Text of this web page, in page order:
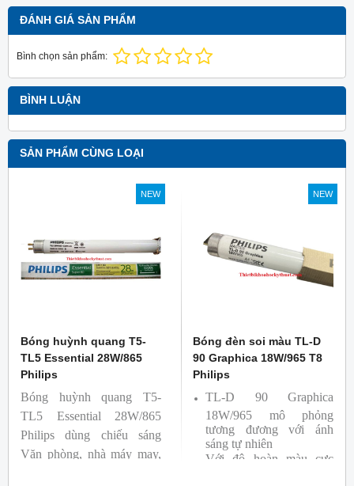
ĐÁNH GIÁ SẢN PHẨM
Bình chọn sản phẩm:
BÌNH LUẬN
SẢN PHẨM CÙNG LOẠI
NEW
Bóng huỳnh quang T5-
TL5 Essential 28W/865
Philips
Bóng huỳnh quang T5-
TL5 Essential 28W/865
Philips dùng chiếu sáng
Văn phòng, nhà máy may,
NEW
Bóng đèn soi màu TL-D
90 Graphica 18W/965 T8
Philips
TL-D 90 Graphica
18W/965 mô phỏng
tương đương với ánh
sáng tự nhiên
Với độ hoàn màu cực